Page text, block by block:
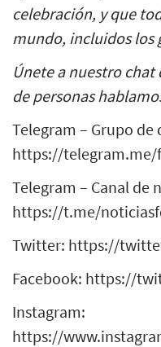
celebración, y que
mundo, incluidos los
Únete a nuestro
de personas
Telegram – Grupo de
https://telegram.me/
Telegram – Canal de
https://t.me/
Twitter: https://
Facebook: https://
Instagram:
https://